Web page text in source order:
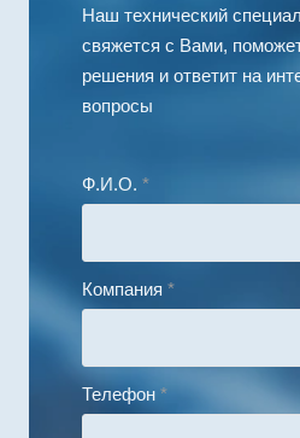
Наш технический
свяжется с Вами,
решения и ответит на
вопросы
Ф.И.О. *
Компания *
Телефон *